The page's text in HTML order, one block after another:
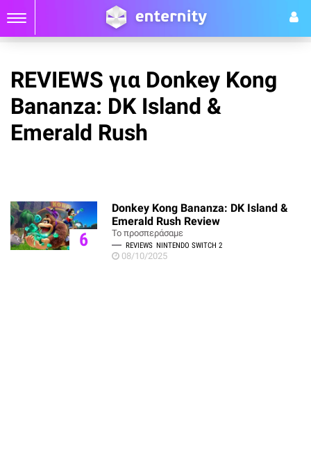
REVIEWS για Donkey Kong
Bananza: DK Island &
Emerald Rush
6
Donkey Kong Bananza: DK Island &
Emerald Rush Review
Το προσπεράσαμε
REVIEWS NINTENDO SWITCH 2
08/10/2025